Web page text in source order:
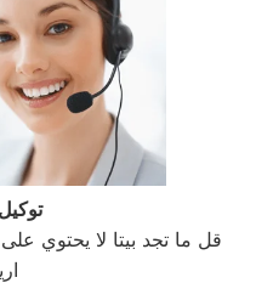
قل ما تجد بيتا لا يحتوي